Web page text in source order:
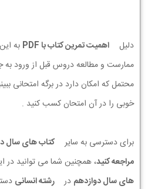
دلیل اهمیت تمرین کتاب با PDF
به
ممارست و مطالعه دروس قبل از ورود به
محتمل که امکان دارد در برگه امتحانی
خوبی را در آن امتحان کسب کنید .
برای دسترسی به سایر
کتاب های سال
مراجعه کنید، همچنین شما می توانید در
های سال دوازدهم در رشته انسانی